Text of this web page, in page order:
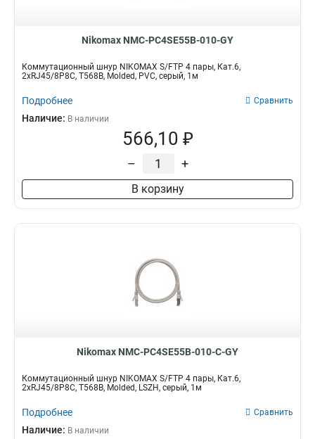
Nikomax NMC-PC4SE55B-010-GY
Коммутационный шнур NIKOMAX S/FTP 4 пары, Кат.6,
2хRJ45/8P8C, T568B, Molded, PVC, серый, 1м
Подробнее Сравнить
Наличие: В наличии
566,10 ₽
– +
В корзину
Nikomax NMC-PC4SE55B-010-C-GY
Коммутационный шнур NIKOMAX S/FTP 4 пары, Кат.6,
2хRJ45/8P8C, T568B, Molded, LSZH, серый, 1м
Подробнее Сравнить
Наличие: В наличии